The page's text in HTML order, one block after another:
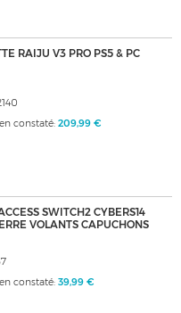
RAIJU V3 PRO PS5 & PC
constaté: 209,99 €
SWITCH2 CYBERS14
VOLANTS CAPUCHONS
constaté: 39,99 €